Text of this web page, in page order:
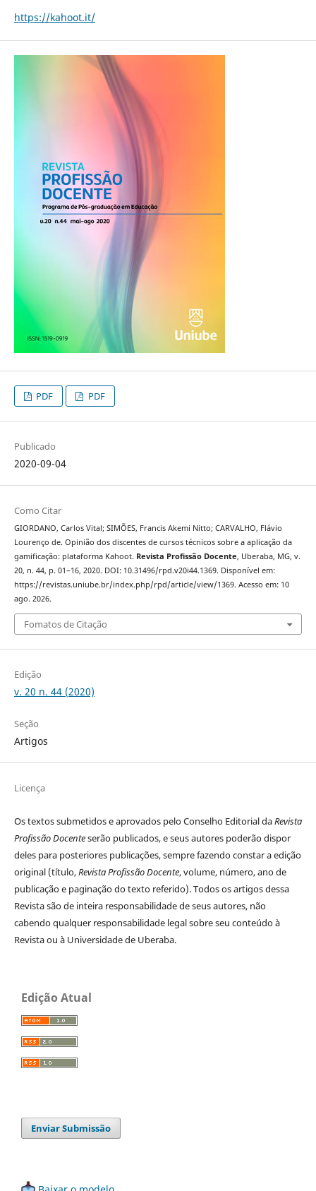
https://kahoot.it/
PDF PDF
Publicado
2020-09-04
Como Citar
GIORDANO, Carlos Vital; SIMÕES, Francis Akemi Nitto; CARVALHO, Flávio
Lourenço de. Opinião dos discentes de cursos técnicos sobre a aplicação da
gamificação: plataforma Kahoot. Revista Profissão Docente, Uberaba, MG, v.
20, n. 44, p. 01–16, 2020. DOI: 10.31496/rpd.v20i44.1369. Disponível em:
https://revistas.uniube.br/index.php/rpd/article/view/1369. Acesso em: 10
ago. 2026.
Fomatos de Citação
Edição
v. 20 n. 44 (2020)
Seção
Artigos
Licença
Os textos submetidos e aprovados pelo Conselho Editorial daRevista
Profissão Docenteserão publicados, e seus autores poderão dispor
deles para posteriores publicações, sempre fazendo constar a edição
original (título,Revista Profissão Docente, volume, número, ano de
publicação e paginação do texto referido). Todos os artigos dessa
Revista são de inteira responsabilidade de seus autores, não
cabendo qualquer responsabilidade legal sobre seu conteúdo à
Revista ou à Universidade de Uberaba.
Edição Atual
Enviar Submissão